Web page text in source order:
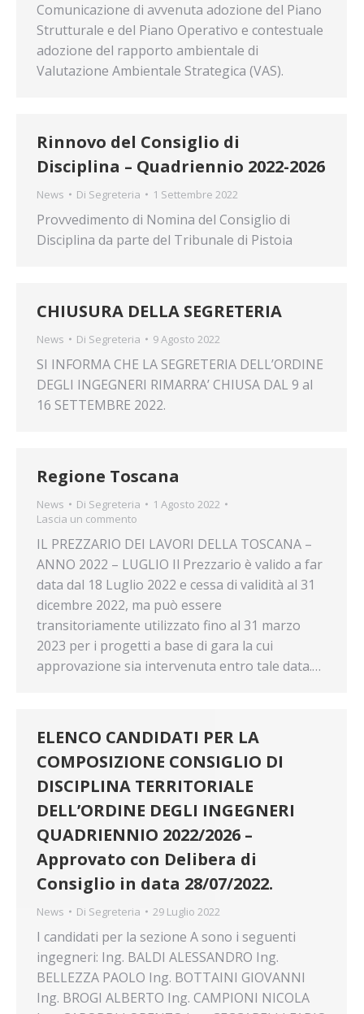
Comunicazione di avvenuta adozione del Piano
Strutturale e del Piano Operativo e contestuale
adozione del rapporto ambientale di
Valutazione Ambientale Strategica (VAS).
Rinnovo del Consiglio di
Disciplina – Quadriennio 2022-2026
News Di Segreteria 1 Settembre 2022
Provvedimento di Nomina del Consiglio di
Disciplina da parte del Tribunale di Pistoia
CHIUSURA DELLA SEGRETERIA
News Di Segreteria 9 Agosto 2022
SI INFORMA CHE LA SEGRETERIA DELL’ORDINE
DEGLI INGEGNERI RIMARRA’ CHIUSA DAL 9 al
16 SETTEMBRE 2022.
Regione Toscana
News Di Segreteria
1 Agosto 2022
Lascia un commento
IL PREZZARIO DEI LAVORI DELLA TOSCANA –
ANNO 2022 – LUGLIO Il Prezzario è valido a far
data dal 18 Luglio 2022 e cessa di validità al 31
dicembre 2022, ma può essere
transitoriamente utilizzato fino al 31 marzo
2023 per i progetti a base di gara la cui
approvazione sia intervenuta entro tale data.…
ELENCO CANDIDATI PER LA
COMPOSIZIONE CONSIGLIO DI
DISCIPLINA TERRITORIALE
DELL’ORDINE DEGLI INGEGNERI
QUADRIENNIO 2022/2026 –
Approvato con Delibera di
Consiglio in data 28/07/2022.
News Di Segreteria 29 Luglio 2022
I candidati per la sezione A sono i seguenti
ingegneri: Ing. BALDI ALESSANDRO Ing.
BELLEZZA PAOLO Ing. BOTTAINI GIOVANNI
Ing. BROGI ALBERTO Ing. CAMPIONI NICOLA